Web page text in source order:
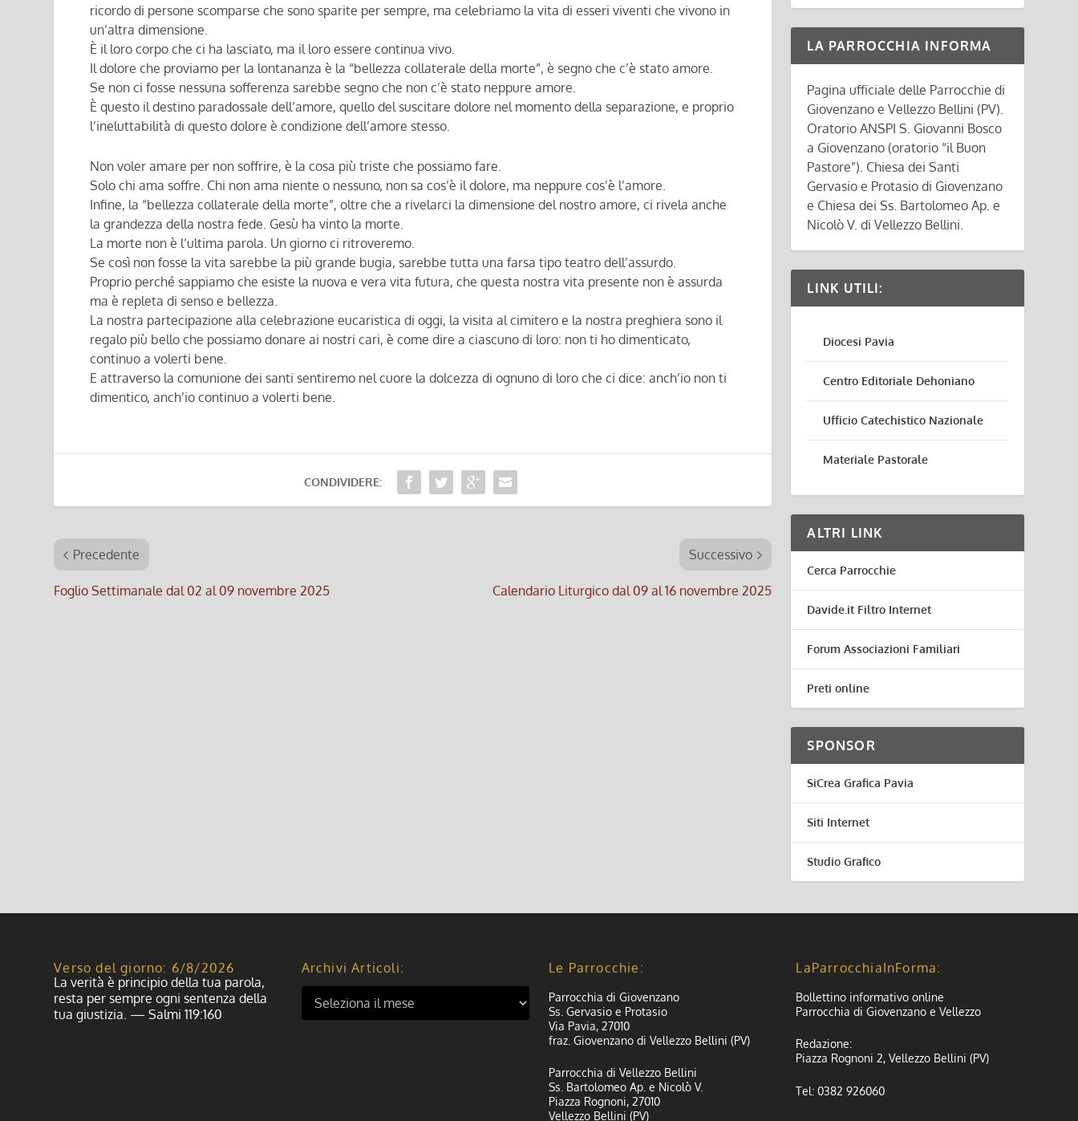
ricordo di persone scomparse che sono sparite per sempre, ma celebriamo la vita di esseri viventi che vivono in
un’altra dimensione.
È il loro corpo che ci ha lasciato, ma il loro essere continua vivo.
Il dolore che proviamo per la lontananza è la “bellezza collaterale della morte”, è segno che c’è stato amore.
Se non ci fosse nessuna sofferenza sarebbe segno che non c’è stato neppure amore.
È questo il destino paradossale dell’amore, quello del suscitare dolore nel momento della separazione, e proprio
l’ineluttabilità di questo dolore è condizione dell’amore stesso.
Non voler amare per non soffrire, è la cosa più triste che possiamo fare.
Solo chi ama soffre. Chi non ama niente o nessuno, non sa cos’è il dolore, ma neppure cos’è l’amore.
Infine, la “bellezza collaterale della morte”, oltre che a rivelarci la dimensione del nostro amore, ci rivela anche
la grandezza della nostra fede. Gesù ha vinto la morte.
La morte non è l’ultima parola. Un giorno ci ritroveremo.
Se così non fosse la vita sarebbe la più grande bugia, sarebbe tutta una farsa tipo teatro dell’assurdo.
Proprio perché sappiamo che esiste la nuova e vera vita futura, che questa nostra vita presente non è assurda
ma è repleta di senso e bellezza.
La nostra partecipazione alla celebrazione eucaristica di oggi, la visita al cimitero e la nostra preghiera sono il
regalo più bello che possiamo donare ai nostri cari, è come dire a ciascuno di loro: non ti ho dimenticato,
continuo a volerti bene.
E attraverso la comunione dei santi sentiremo nel cuore la dolcezza di ognuno di loro che ci dice: anch’io non ti
dimentico, anch’io continuo a volerti bene.
CONDIVIDERE:
Precedente
Foglio Settimanale dal 02 al 09 novembre 2025
Successivo
Calendario Liturgico dal 09 al 16 novembre 2025
LA PARROCCHIA INFORMA
Pagina ufficiale delle Parrocchie di
Giovenzano e Vellezzo Bellini (PV).
Oratorio ANSPI S. Giovanni Bosco
a Giovenzano (oratorio “il Buon
Pastore”). Chiesa dei Santi
Gervasio e Protasio di Giovenzano
e Chiesa dei Ss. Bartolomeo Ap. e
Nicolò V. di Vellezzo Bellini.
LINK UTILI:
Diocesi Pavia
Centro Editoriale Dehoniano
Ufficio Catechistico Nazionale
Materiale Pastorale
ALTRI LINK
Cerca Parrocchie
Davide.it Filtro Internet
Forum Associazioni Familiari
Preti online
SPONSOR
SiCrea Grafica Pavia
Siti Internet
Studio Grafico
Verso del giorno: 6/8/2026
La verità è principio della tua parola,
resta per sempre ogni sentenza della
tua giustizia. — Salmi 119:160
Archivi Articoli: Le Parrocchie:
Parrocchia di Giovenzano
Ss. Gervasio e Protasio
Via Pavia, 27010
fraz. Giovenzano di Vellezzo Bellini (PV)
Parrocchia di Vellezzo Bellini
Ss. Bartolomeo Ap. e Nicolò V.
Piazza Rognoni, 27010
Vellezzo Bellini (PV)
LaParrocchiaInForma:
Bollettino informativo online
Parrocchia di Giovenzano e Vellezzo
Redazione:
Piazza Rognoni 2, Vellezzo Bellini (PV)
Tel: 0382 926060